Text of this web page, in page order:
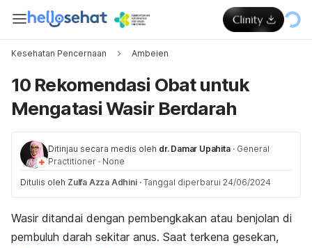
Kesehatan Pencernaan Ambeien
10 Rekomendasi Obat untuk
Mengatasi Wasir Berdarah
Ditinjau secara medis oleh dr. Damar Upahita · General
Practitioner · None
Ditulis oleh Zulfa Azza Adhini · Tanggal diperbarui 24/06/2024
Wasir ditandai dengan pembengkakan atau benjolan di
pembuluh darah sekitar anus. Saat terkena gesekan,